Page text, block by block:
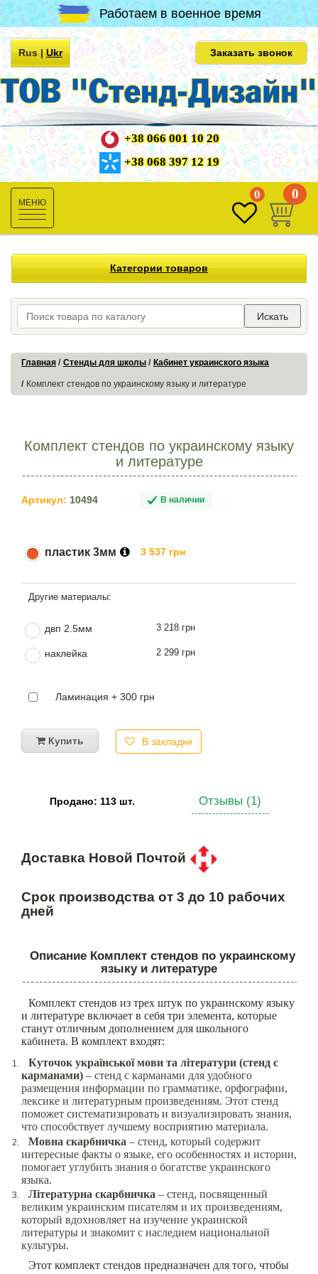
Работаем в военное время
Rus|Ukr Заказать звонок
+38 066 001 10 20
+38 068 397 12 19
Toggle
navigation
0 0
Категории товаров
Искать
Главная Стенды для школы Кабинет украинского языка
Комплект стендов по украинскому языку и литературе
Комплект стендов по украинскому языку
и литературе
Артикул: 10494 В наличии
пластик 3мм 3 537 грн
двп 2.5мм 3 218 грн
наклейка 2 299 грн
Ламинация + 300 грн
Купить В закладки
Продано: 113 шт. Отзывы (1)
Доставка Новой Почтой
Срок производства от 3 до 10 рабочих
дней
Описание Комплект стендов по украинскому
языку и литературе
Комплект стендов из трех штук по украинскому языку
и литературе включает в себя три элемента, которые
станут отличным дополнением для школьного
кабинета. В комплект входят:
Куточок української мови та літератури (стенд с
карманами) – стенд с карманами для удобного
размещения информации по грамматике, орфографии,
лексике и литературным произведениям. Этот стенд
поможет систематизировать и визуализировать знания,
что способствует лучшему восприятию материала.
Мовна скарбничка – стенд, который содержит
интересные факты о языке, его особенностях и истории,
помогает углубить знания о богатстве украинского
языка.
Літературна скарбничка – стенд, посвященный
великим украинским писателям и их произведениям,
который вдохновляет на изучение украинской
литературы и знакомит с наследием национальной
культуры.
Этот комплект стендов предназначен для того, чтобы